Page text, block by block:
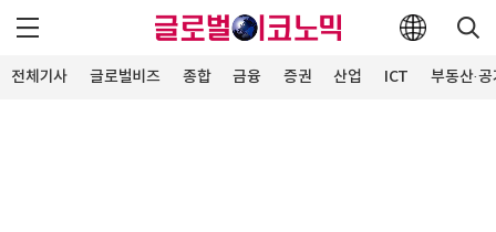
전체기사 글로벌비즈 종합 금융 증권 산업 ICT 부동산·